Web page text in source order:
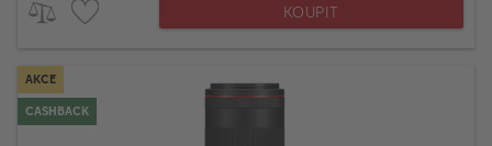
KOUPIT
AKCE
CASHBACK